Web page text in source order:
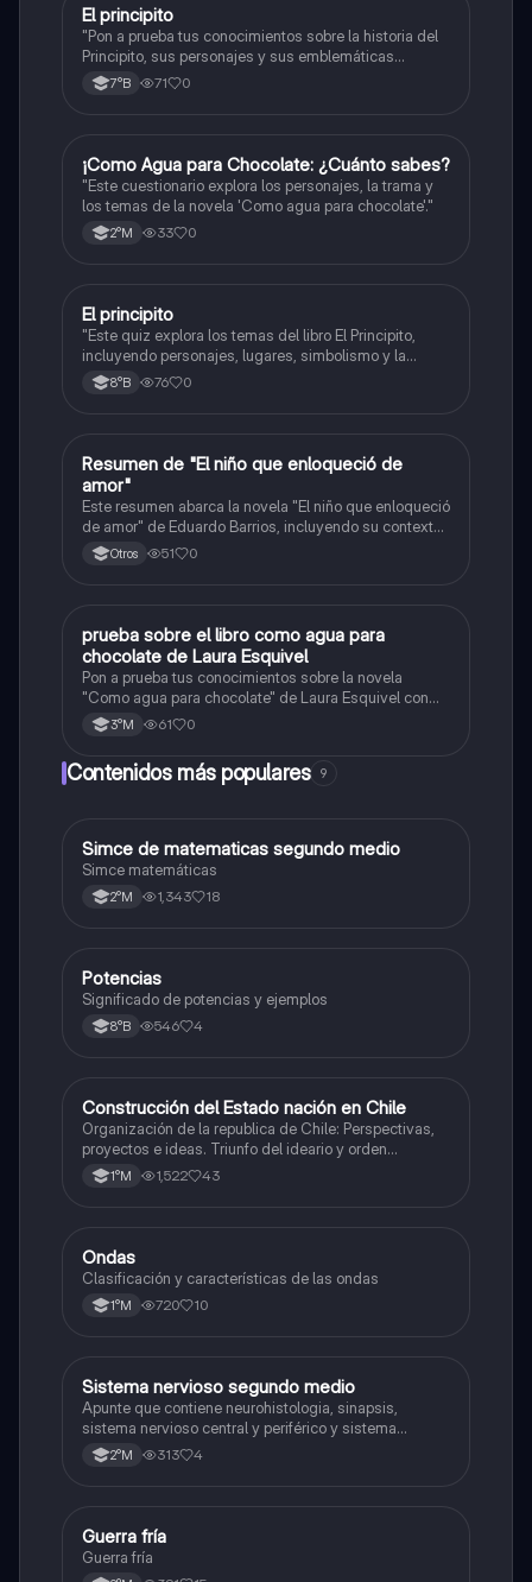
Lenguaje y Comunicación
El principito
"Pon a prueba tus conocimientos sobre la historia del
Principito, sus personajes y sus emblemáticas
enseñanzas."
7°B 71 0
Lenguaje y Comunicación
¡Como Agua para Chocolate: ¿Cuánto sabes?
"Este cuestionario explora los personajes, la trama y
los temas de la novela 'Como agua para chocolate'."
2°M 33 0
Lenguaje y Comunicación
El principito
"Este quiz explora los temas del libro El Principito,
incluyendo personajes, lugares, simbolismo y la
narrativa central."
8°B 76 0
Lenguaje y Comunicación
Resumen de "El niño que enloqueció de
amor"
Este resumen abarca la novela "El niño que enloqueció
de amor" de Eduardo Barrios, incluyendo su contexto,
estructura y los relatos "¡Pobre feo!" y "Papá y mamá",
junto con textos anexos.
Otros 51 0
PLenguaje y Comunicación
prueba sobre el libro como agua para
chocolate de Laura Esquivel
Pon a prueba tus conocimientos sobre la novela
"Como agua para chocolate" de Laura Esquivel con
este quiz.
3°M 61 0
Contenidos más populares 9
Matemáticas
Simce de matematicas segundo medio
Simce matemáticas
2°M 1,343 18
Matemáticas
Potencias
Significado de potencias y ejemplos
8°B 546 4
Historia
Construcción del Estado nación en Chile
Organización de la republica de Chile: Perspectivas,
proyectos e ideas. Triunfo del ideario y orden
conservador. Constitución de 1833. "Era Portaliana"
1°M 1,522 43
Física
Ondas
Clasificación y características de las ondas
1°M 720 10
Biología
Sistema nervioso segundo medio
Apunte que contiene neurohistologia, sinapsis,
sistema nervioso central y periférico y sistema
endocrino
2°M 313 4
Historia
Guerra fría
Guerra fría